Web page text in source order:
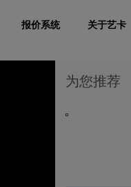
报价系统 关于艺卡
为您推荐